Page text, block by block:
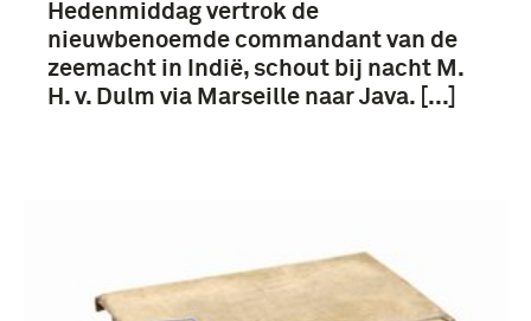
Hedenmiddag vertrok de
nieuwbenoemde commandant van de
zeemacht in Indië, schout bij nacht M.
H. v. Dulm via Marseille naar Java. [...]